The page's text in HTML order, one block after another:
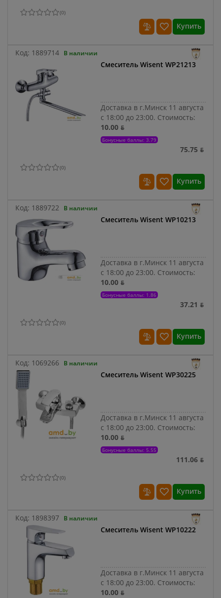
(0)
Купить
Код: 1889714 В наличии
Смеситель Wisent WP21213
Доставка в г.Минск 11 августа
с 18:00 до 23:00. Стоимость:
10.00 ƃ
Бонусные баллы: 3.79
75.75 ƃ
(0)
Купить
Код: 1889722 В наличии
Смеситель Wisent WP10213
Доставка в г.Минск 11 августа
с 18:00 до 23:00. Стоимость:
10.00 ƃ
Бонусные баллы: 1.86
37.21 ƃ
(0)
Купить
Код: 1069266 В наличии
Смеситель Wisent WP30225
Доставка в г.Минск 11 августа
с 18:00 до 23:00. Стоимость:
10.00 ƃ
Бонусные баллы: 5.55
111.06 ƃ
(0)
Купить
Код: 1898397 В наличии
Смеситель Wisent WP10222
Доставка в г.Минск 11 августа
с 18:00 до 23:00. Стоимость:
10.00 ƃ